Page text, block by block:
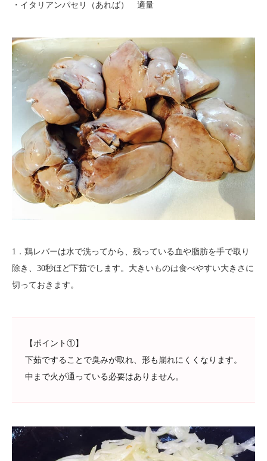
・イタリアンパセリ（あれば） 適量
1．鶏レバーは水で洗ってから、残っている血や脂肪を手で取り
除き、30秒ほど下茹でします。大きいものは食べやすい大きさに
切っておきます。
【ポイント①】
下茹ですることで臭みが取れ、形も崩れにくくなります。
中まで火が通っている必要はありません。